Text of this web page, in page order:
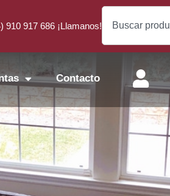
910 917 686 ¡Llamanos!
Contacto